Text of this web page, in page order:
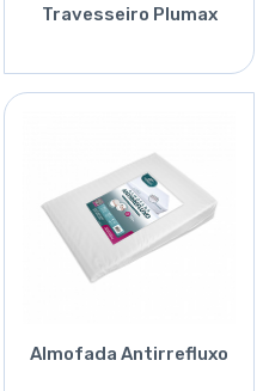
Travesseiro Plumax
Almofada Antirrefluxo